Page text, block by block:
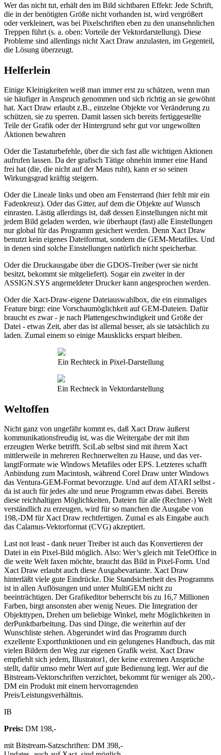
Wer das nicht tut, erhält den im Bild sichtbaren Effekt: Jede Schrift,
die in der benötigten Größe nicht vorhanden ist, wird vergrößert
oder verkleinert, was bei Pixelschriften eben zu den unansehnlichen
Treppen führt (s. a. oben: Vorteile der Vektordarstellung). Diese
Probleme sind allerdings nicht Xact Draw anzulasten, im Gegenteil,
die Lösung überzeugt.
Helferlein
Einige Kleinigkeiten weiß man immer erst zu schätzen, wenn man
sie häufiger in Anspruch genommen und sich richtig an sie gewöhnt
hat. Xact Draw erlaubt z.B., einzelne Objekte vor Veränderung zu
schützen, sie zu sperren. Damit lassen sich bereits fertiggestellte
Teile der Grafik oder der Hintergrund sehr gut vor ungewollten
Aktionen bewahren
Oder die Tastaturbefehle, über die sich fast alle wichtigen Aktionen
aufrufen lassen. Da der grafisch Tätige ohnehin immer eine Hand
frei hat (die, die nicht auf der Maus ruht), kann er so seinen
Wirkungsgrad kräftig steigern.
Oder die Lineale links und oben am Fensterrand (hier fehlt mir ein
Fadenkreuz). Oder das Gitter, auf dem die Objekte auf Wunsch
einrasten. Lästig allerdings ist, daß dessen Einstellungen nicht mit
jedem Bild geladen werden, wie überhaupt (fast) alle Einstellungen
nur global für das Programm gesichert werden. Denn Xact Draw
benutzt kein eigenes Dateiformat, sondern die GEM-Metafiles. Und
in denen sind solche Einstellungen natürlich nicht speicherbar.
Oder die Druckausgabe über die GDOS-Treiber (wer sie nicht
besitzt, bekommt sie mitgeliefert). Sogar ein zweiter in der
ASSIGN.SYS angemeldeter Drucker kann angesprochen werden.
Oder die Xact-Draw-eigene Dateiauswahlbox, die ein einmaliges
Feature birgt: eine Vorschaumöglichkeit auf GEM-Dateien. Dafür
braucht es zwar - je nach Plattengeschwindigkeit und Größe der
Datei - etwas Zeit, aber das ist allemal besser, als sie tatsächlich zu
laden. Zumal einem so einige Mausklicks erspart bleiben.
Ein Rechteck in Pixel-Darstellung
Ein Rechteck in Vektordarstellung
Weltoffen
Nicht ganz von ungefähr kommt es, daß Xact Draw äußerst
kommunikationsfreudig ist, was die Weitergabe der mit ihm
erzeugten Werke betrifft. SciLab selbst sind mit ihrem Xact
mittlerweile in mehreren Rechnerwelten zu Hause, und das ver-
langtFormate wie Windows Metafiles oder EPS. Letzteres schafft
Anbindung zum Macintosh, während Corel Draw unter Windows
das Ventura-GEM-Format bevorzugte. Und auf dem ATARI selbst -
da ist auch für jedes alte und neue Programm etwas dabei. Bereits
diese reichhaltigen Möglichkeiten, Dateien für alle (Rechner-) Welt
verständlich zu erzeugen, wird für so manchen die Ausgabe von
198,-DM für Xact Draw rechtfertigen. Zumal es als Eingabe auch
das Calamus-Vektorformat (CVG) akzeptiert.
Last not least - dank neuer Treiber ist auch das Konvertieren der
Datei in ein Pixel-Bild möglich. Also: Wer’s gleich mit TeleOffice in
die weite Welt faxen möchte, braucht das Bild in Pixel-Form. Und
Xact Draw erlaubt auch diese Ausgabevariante. Xact Draw
hinterläßt viele gute Eindrücke. Die Standsicherheit des Programms
ist in allen Auflösungen und unter MultiGEM nicht zu
beeinträchtigen. Der Grafikeditor beherrscht bis zu 16,7 Millionen
Farben, birgt ansonsten aber wenig Neues. Die Integration der
Objekttypen, Drehen um beliebige Winkel, mehr Möglichkeiten in
derPunktbarbeitung. Das sind Dinge, die weiterhin auf der
Wunschliste stehen. Abgerundet wird das Programm durch
exzellente Exportfunktionen und ein gelungenes Handbuch, das mit
vielen Bildern den Weg zur eigenen Grafik weist. Xact Draw
empfiehlt sich jedem, Illustrator1, der keine extremen Ansprüche
stellt, dafür umso mehr Wert auf gute Bedienung legt. Wer auf die
Bitstream-Vektorschriften verzichtet, bekommt für weniger als 200,-
DM ein Produkt mit einem hervorragenden
Preis/Leistungsverhältnis.
IB
Preis: DM 198,-
mit Bitstream-Satzschriften: DM 398,-